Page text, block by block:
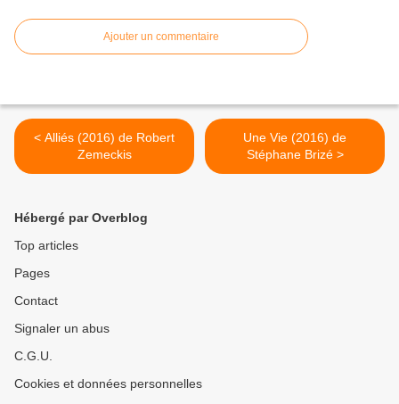
Ajouter un commentaire
< Alliés (2016) de Robert
Zemeckis
Une Vie (2016) de
Stéphane Brizé >
Hébergé par Overblog
Top articles
Pages
Contact
Signaler un abus
C.G.U.
Cookies et données personnelles